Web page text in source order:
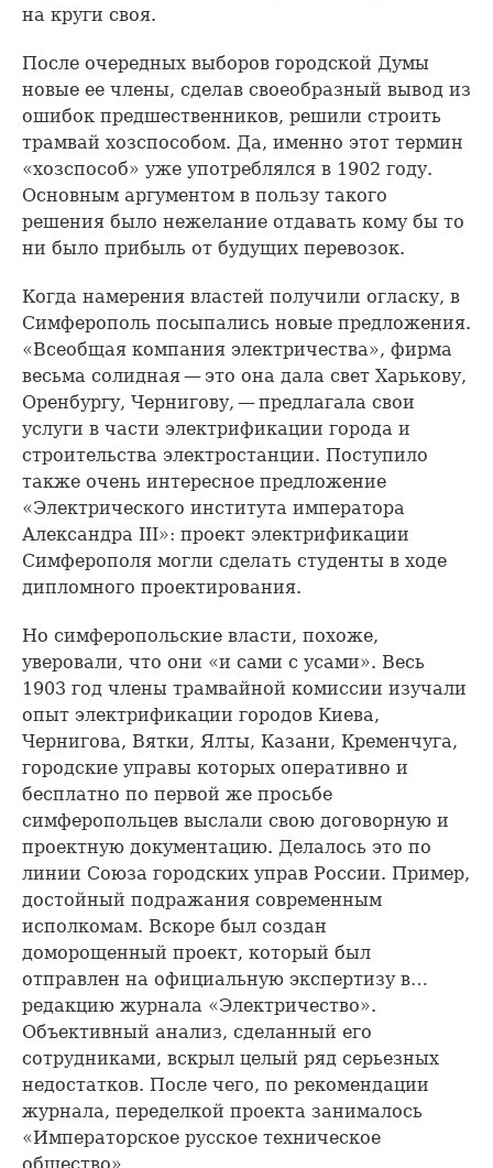
на круги своя.
После очередных выборов городской Думы
новые ее члены, сделав своеобразный вывод из
ошибок предшественников, решили строить
трамвай хозспособом. Да, именно этот термин
«хозспособ» уже употреблялся в 1902 году.
Основным аргументом в пользу такого
решения было нежелание отдавать кому бы то
ни было прибыль от будущих перевозок.
Когда намерения властей получили огласку, в
Симферополь посыпались новые предложения.
«Всеобщая компания электричества», фирма
весьма солидная — это она дала свет Харькову,
Оренбургу, Чернигову, — предлагала свои
услуги в части электрификации города и
строительства электростанции. Поступило
также очень интересное предложение
«Электрического института императора
Александра III»: проект электрификации
Симферополя могли сделать студенты в ходе
дипломного проектирования.
Но симферопольские власти, похоже,
уверовали, что они «и сами с усами». Весь
1903 год члены трамвайной комиссии изучали
опыт электрификации городов Киева,
Чернигова, Вятки, Ялты, Казани, Кременчуга,
городские управы которых оперативно и
бесплатно по первой же просьбе
симферопольцев выслали свою договорную и
проектную документацию. Делалось это по
линии Союза городских управ России. Пример,
достойный подражания современным
исполкомам. Вскоре был создан
доморощенный проект, который был
отправлен на официальную экспертизу в…
редакцию журнала «Электричество».
Объективный анализ, сделанный его
сотрудниками, вскрыл целый ряд серьезных
недостатков. После чего, по рекомендации
журнала, переделкой проекта занималось
«Императорское русское техническое